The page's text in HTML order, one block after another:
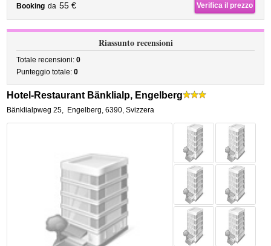
Booking da 55 € Verifica il prezzo
Riassunto recensioni
Totale recensioni:0
Punteggio totale:0
Hotel-Restaurant Bänklialp, Engelberg
Bänklialpweg 25, Engelberg,6390, Svizzera